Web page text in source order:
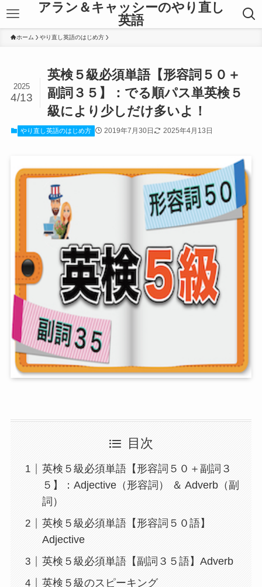
アラン＆キャッシーのやり直し
英語
ホーム やり直し英語のはじめ方
英検５級必須単語【形容詞５０＋
副詞３５】：でる順パス単英検５
級により少しだけ多いよ！
2025
4/13
やり直し英語のはじめ方 2019年7月30日 2025年4月13日
目次
英検５級必須単語【形容詞５０＋副詞３
５】：Adjective（形容詞） ＆ Adverb（副
詞）
英検５級必須単語【形容詞５０語】
Adjective
英検５級必須単語【副詞３５語】Adverb
英検５級のスピーキング